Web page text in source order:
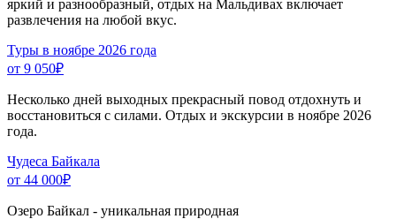
яркий и разнообразный, отдых на Мальдивах включает
развлечения на любой вкус.
Туры в ноябре 2026 года
от 9 050₽
Несколько дней выходных прекрасный повод отдохнуть и
восстановиться с силами. Отдых и экскурсии в ноябре 2026
года.
Чудеса Байкала
от 44 000₽
Озеро Байкал - уникальная природная